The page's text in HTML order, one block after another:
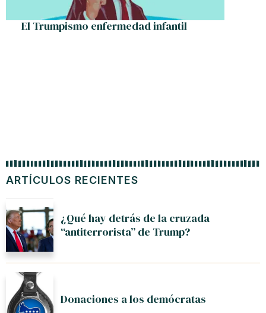
ARTÍCULOS RECIENTES
¿Qué hay detrás de la cruzada
“antiterrorista” de Trump?
Donaciones a los demócratas
El Trumpismo enfermedad infantil